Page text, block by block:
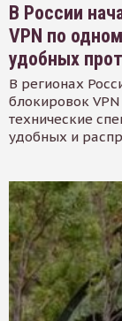
В России
VPN по
удобных
В регионах
блокировок
технические
удобных и